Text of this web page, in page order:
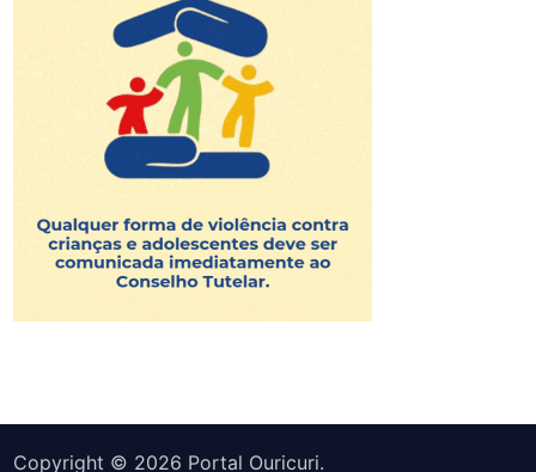
Copyright © 2026 Portal Ouricuri.